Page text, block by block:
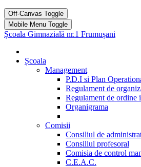
Off-Canvas Toggle
Mobile Menu Toggle
Școala Gimnazială nr.1 Frumușani
Școala
Management
P.D.I si Plan
Regulament de
Regulament de ordine
Organigrama
Comisii
Consiliul de
Consiliul profesoral
Comisia de control
C.E.A.C.